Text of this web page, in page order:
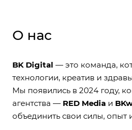
О нас
BK Digital — это команда,
технологии, креатив и
Мы появились в 2024 году,
агентства — RED Media и
объединить свои силы, опыт